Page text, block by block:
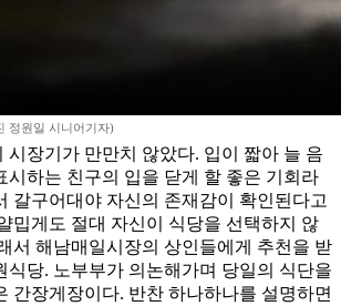
정원일 시니어기자)
시장기가 만만치 않았다. 입이 짧아 늘 음
시하는 친구의 입을 닫게 할 좋은 기회라
갈구어대야 자신의 존재감이 확인된다고
밉게도 절대 자신이 식당을 선택하지 않
서 해남매일시장의 상인들에게 추천을 받
식당. 노부부가 의논해가며 당일의 식단을
간장게장이다. 반찬 하나하나를 설명하면